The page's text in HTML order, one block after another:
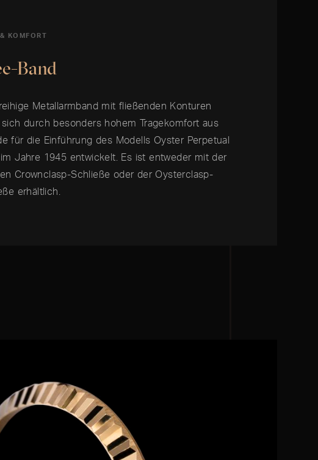
KOMFORT
Band
Metallarmband mit fließenden Konturen
durch besonders hohem Tragekomfort aus
für die Einführung des Modells Oyster Perpetual
Jahre 1945 entwickelt. Es ist entweder mit der
Crownclasp-­Schließe oder der Oysterclasp-
erhältlich.